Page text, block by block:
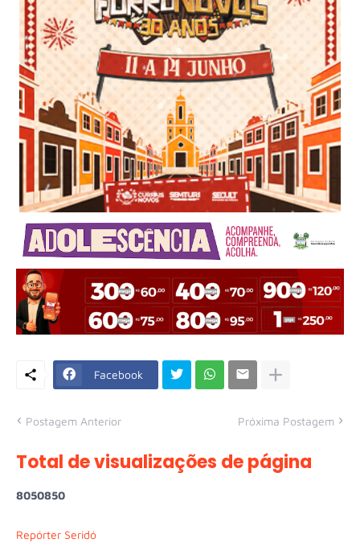
Facebook
Postagem Anterior Próxima Postagem
Total de visualizações de página
8050850
Repórter Seridó